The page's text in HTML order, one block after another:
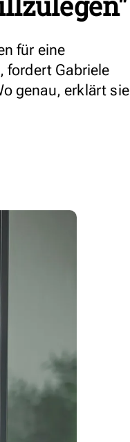
für eine
fordert Gabriele
genau, erklärt sie